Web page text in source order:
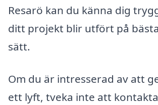
Resarö kan du känna dig
ditt projekt blir utfört på
sätt.
Om du är intresserad av att
ett lyft, tveka inte att